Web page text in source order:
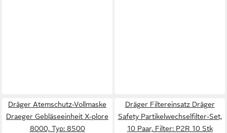
Dräger Atemschutz-Vollmaske
Draeger Gebläseeinheit X-plore
8000, Typ: 8500
Dräger Filtereinsatz Dräger
Safety Partikelwechselfilter-Set,
10 Paar, Filter: P2R 10 Stk